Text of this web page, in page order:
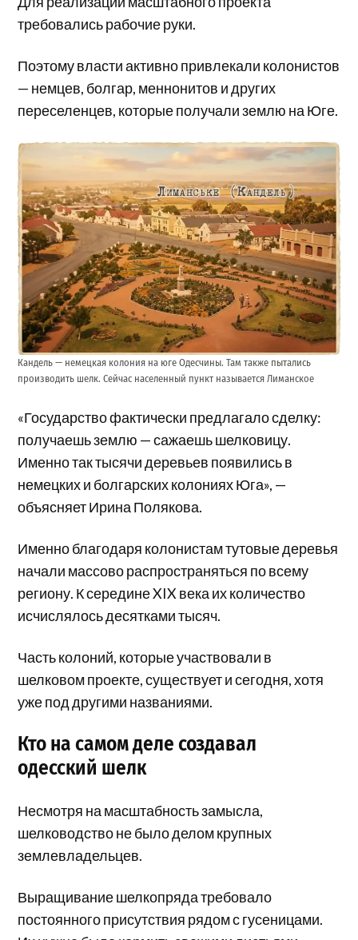
требовались рабочие руки.
Поэтому власти активно привлекали колонистов
— немцев, болгар, меннонитов и других
переселенцев, которые получали землю на Юге.
Кандель — немецкая колония на юге Одесчины. Там также пытались
производить шелк. Сейчас населенный пункт называется Лиманское
«Государство фактически предлагало сделку:
получаешь землю — сажаешь шелковицу.
Именно так тысячи деревьев появились в
немецких и болгарских колониях Юга», —
объясняет Ирина Полякова.
Именно благодаря колонистам тутовые деревья
начали массово распространяться по всему
региону. К середине XIX века их количество
исчислялось десятками тысяч.
Часть колоний, которые участвовали в
шелковом проекте, существует и сегодня, хотя
уже под другими названиями.
Кто на самом деле создавал
одесский шелк
Несмотря на масштабность замысла,
шелководство не было делом крупных
землевладельцев.
Выращивание шелкопряда требовало
постоянного присутствия рядом с гусеницами.